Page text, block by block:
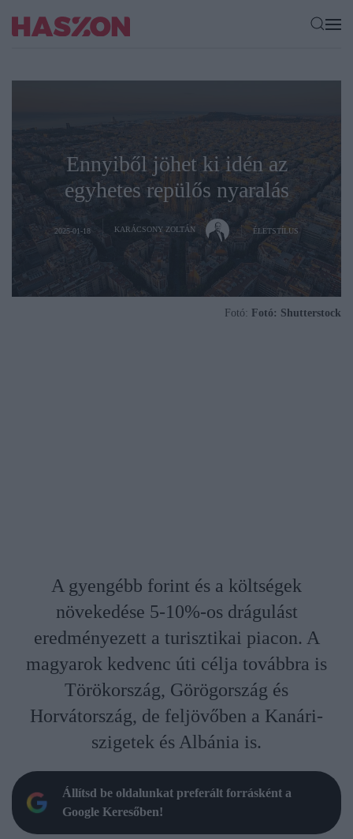
Ennyiből jöhet ki idén az
egyhetes repülős nyaralás
2025-01-18 KARÁCSONY ZOLTÁN ÉLETSTÍLUS
Fotó: Fotó: Shutterstock
A gyengébb forint és a költségek
növekedése 5-10%-os drágulást
eredményezett a turisztikai piacon. A
magyarok kedvenc úti célja továbbra is
Törökország, Görögország és
Horvátország, de feljövőben a Kanári-
szigetek és Albánia is.
Állítsd be oldalunkat preferált forrásként a
Google Keresőben!